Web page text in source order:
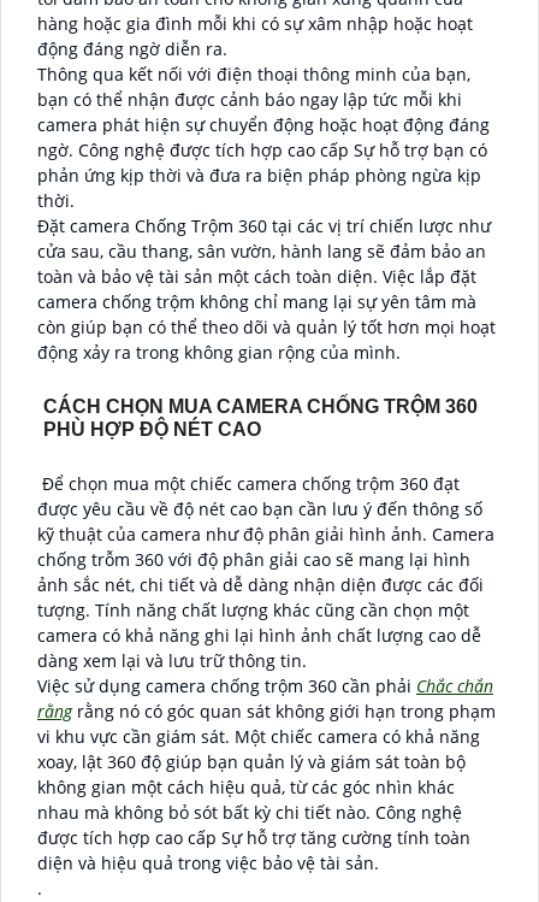
hàng hoặc gia đình mỗi khi có sự xâm nhập hoặc hoạt
động đáng ngờ diễn ra.
Thông qua kết nối với điện thoại thông minh của bạn,
bạn có thể nhận được cảnh báo ngay lập tức mỗi khi
camera phát hiện sự chuyển động hoặc hoạt động đáng
ngờ. Công nghệ được tích hợp cao cấp Sự hỗ trợ bạn có
phản ứng kịp thời và đưa ra biện pháp phòng ngừa kịp
thời.
Đặt camera Chống Trộm 360 tại các vị trí chiến lược như
cửa sau, cầu thang, sân vườn, hành lang sẽ đảm bảo an
toàn và bảo vệ tài sản một cách toàn diện. Việc lắp đặt
camera chống trộm không chỉ mang lại sự yên tâm mà
còn giúp bạn có thể theo dõi và quản lý tốt hơn mọi hoạt
động xảy ra trong không gian rộng của mình.
CÁCH CHỌN MUA CAMERA CHỐNG TRỘM 360
PHÙ HỢP ĐỘ NÉT CAO
Để chọn mua một chiếc camera chống trộm 360 đạt
được yêu cầu về độ nét cao bạn cần lưu ý đến thông số
kỹ thuật của camera như độ phân giải hình ảnh. Camera
chống trỗm 360 với độ phân giải cao sẽ mang lại hình
ảnh sắc nét, chi tiết và dễ dàng nhận diện được các đối
tượng. Tính năng chất lượng khác cũng cần chọn một
camera có khả năng ghi lại hình ảnh chất lượng cao dễ
dàng xem lại và lưu trữ thông tin.
Việc sử dụng camera chống trộm 360 cần phải Chắc chắn
rằngrằng nó có góc quan sát không giới hạn trong phạm
vi khu vực cần giám sát. Một chiếc camera có khả năng
xoay, lật 360 độ giúp bạn quản lý và giám sát toàn bộ
không gian một cách hiệu quả, từ các góc nhìn khác
nhau mà không bỏ sót bất kỳ chi tiết nào. Công nghệ
được tích hợp cao cấp Sự hỗ trợ tăng cường tính toàn
diện và hiệu quả trong việc bảo vệ tài sản.
.